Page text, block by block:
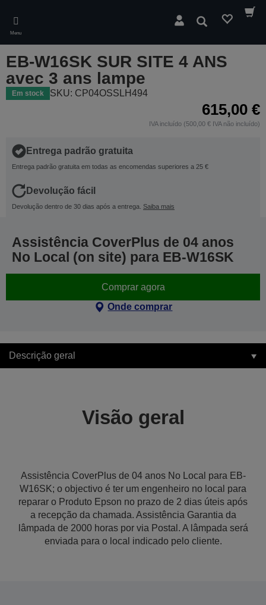
main
content
Menu
Pesquisar
EB-W16SK SUR SITE 4 ANS
avec 3 ans lampe
Em stock SKU: CP04OSSLH494
615,00 €
IVA incluído (500,00 € IVA não incluído)
Entrega padrão gratuita
Entrega padrão gratuita em todas as encomendas superiores a 25 €
Devolução fácil
Devolução dentro de 30 dias após a entrega. Saiba mais
Assistência CoverPlus de 04 anos
No Local (on site) para EB-W16SK
Comprar agora
Onde comprar
Descrição geral
Visão geral
Assistência CoverPlus de 04 anos No Local para EB-
W16SK; o objectivo é ter um engenheiro no local para
reparar o Produto Epson no prazo de 2 dias úteis após
a recepção da chamada. Assistência Garantia da
lâmpada de 2000 horas por via Postal. A lâmpada será
enviada para o local indicado pelo cliente.